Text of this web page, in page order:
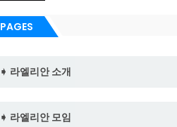
PAGES
➧ 라엘리안 소개
➧ 라엘리안 모임